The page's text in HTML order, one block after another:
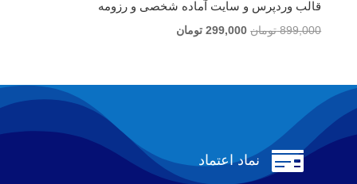
قالب وردپرس و سایت آماده شخصی و رزومه
899,000 تومان قیمت
بود.
299,000 تومانقیمت
است.
 نماد اعتماد